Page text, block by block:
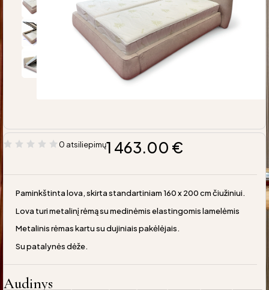
0 atsiliepimų1 463.00 €
Paminkštinta lova, skirta standartiniam 160 x 200 cm čiužiniui.
Lova turi metalinį rėmą su medinėmis elastingomis lamelėmis
Metalinis rėmas kartu su dujiniais pakėlėjais.
Su patalynės dėže.
Audinys